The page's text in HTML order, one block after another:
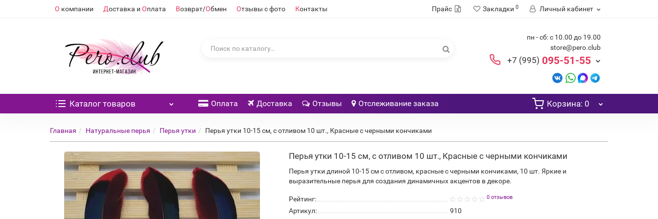
О компании Доставка и Оплата Возврат/Обмен Отзывы с фото Контакты Прайс Закладки 0 Личный кабинет
пн - сб: с 10.00 до 19.00
store@pero.club
+7 (995) 095-51-55
Каталог товаров Оплата Доставка Отзывы Отслеживание заказа Корзина: 0
Главная Натуральные перья Перья утки Перья утки 10-15 см, с отливом 10 шт., Красные с черными кончиками
Перья утки 10-15 см, с отливом 10 шт., Красные с черными кончиками
Перья утки длиной 10-15 см с отливом, красные с черными кончиками, 10 шт. Яркие и
выразительные перья для создания динамичных акцентов в декоре.
Рейтинг: 0 отзывов
Артикул:
910